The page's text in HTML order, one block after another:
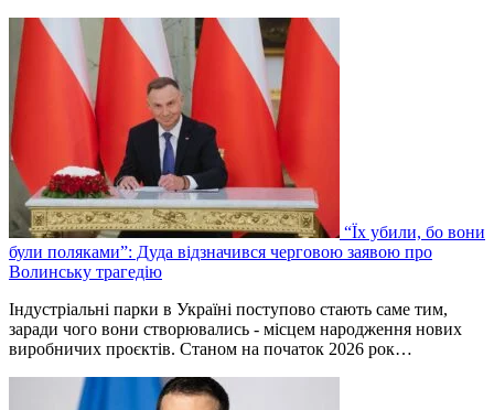
“Їх убили, бо вони
були поляками”: Дуда відзначився черговою заявою про
Волинську трагедію
Індустріальні парки в Україні поступово стають саме тим,
заради чого вони створювались - місцем народження нових
виробничих проєктів. Станом на початок 2026 рок…